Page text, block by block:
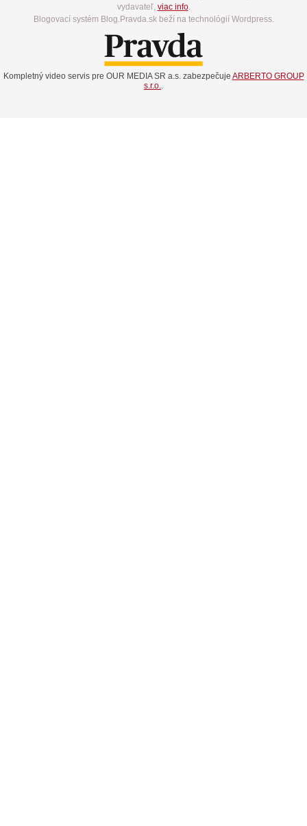
vydavateľ, viac info.
Blogovací systém Blog.Pravda.sk beží na technológií Wordpress.
Kompletný video servis pre OUR MEDIA SR a.s. zabezpečuje ARBERTO GROUP
s.r.o..